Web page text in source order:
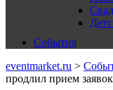
События
eventmarket.ru >
продлил прием